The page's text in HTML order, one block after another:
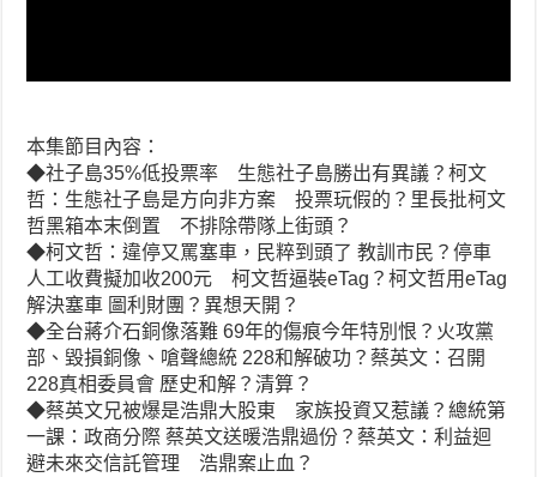
本集節目內容：
◆社子島35%低投票率 生態社子島勝出有異議？柯文
哲：生態社子島是方向非方案 投票玩假的？里長批柯文
哲黑箱本末倒置 不排除帶隊上街頭？
◆柯文哲：違停又罵塞車，民粹到頭了 教訓市民？停車
人工收費擬加收200元 柯文哲逼裝eTag？柯文哲用eTag
解決塞車 圖利財團？異想天開？
◆全台蔣介石銅像落難 69年的傷痕今年特別恨？火攻黨
部、毀損銅像、嗆聲總統 228和解破功？蔡英文：召開
228真相委員會 歷史和解？清算？
◆蔡英文兄被爆是浩鼎大股東 家族投資又惹議？總統第
一課：政商分際 蔡英文送暖浩鼎過份？蔡英文：利益迴
避未來交信託管理 浩鼎案止血？